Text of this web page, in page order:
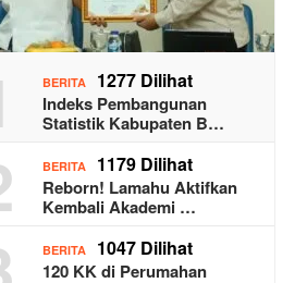
BERITA 1277 Dilihat
Indeks Pembangunan
Statistik Kabupaten B…
BERITA 1179 Dilihat
Reborn! Lamahu Aktifkan
Kembali Akademi …
BERITA 1047 Dilihat
120 KK di Perumahan